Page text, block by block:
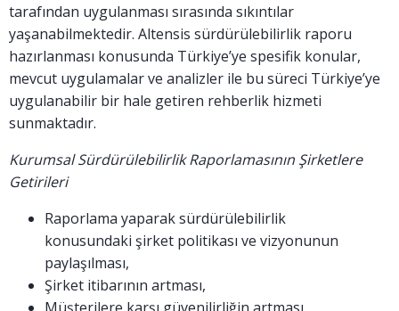
tarafından uygulanması sırasında sıkıntılar
yaşanabilmektedir. Altensis sürdürülebilirlik raporu
hazırlanması konusunda Türkiye’ye spesifik konular,
mevcut uygulamalar ve analizler ile bu süreci Türkiye’ye
uygulanabilir bir hale getiren rehberlik hizmeti
sunmaktadır.
Kurumsal Sürdürülebilirlik Raporlamasının Şirketlere
Getirileri
Raporlama yaparak sürdürülebilirlik
konusundaki şirket politikası ve vizyonunun
paylaşılması,
Şirket itibarının artması,